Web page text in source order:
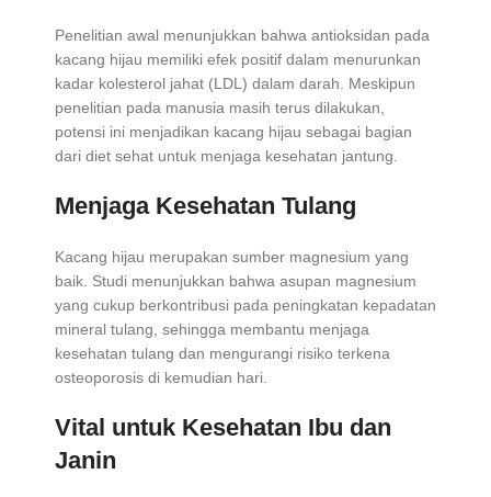
Penelitian awal menunjukkan bahwa antioksidan pada
kacang hijau memiliki efek positif dalam menurunkan
kadar kolesterol jahat (LDL) dalam darah. Meskipun
penelitian pada manusia masih terus dilakukan,
potensi ini menjadikan kacang hijau sebagai bagian
dari diet sehat untuk menjaga kesehatan jantung.
Menjaga Kesehatan Tulang
Kacang hijau merupakan sumber magnesium yang
baik. Studi menunjukkan bahwa asupan magnesium
yang cukup berkontribusi pada peningkatan kepadatan
mineral tulang, sehingga membantu menjaga
kesehatan tulang dan mengurangi risiko terkena
osteoporosis di kemudian hari.
Vital untuk Kesehatan Ibu dan
Janin